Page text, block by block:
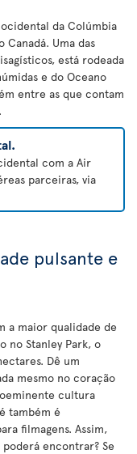
da Colúmbia
Uma das
está rodeada
e do Oceano
entre as que contam
com a Air
parceiras, via
pulsante e
a maior qualidade de
no Stanley Park, o
Dê um
mesmo no coração
cultura
também é
filmagens. Assim,
encontrar? Se